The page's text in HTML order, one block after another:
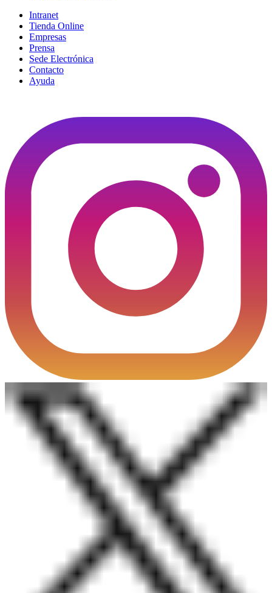
Intranet
Tienda Online
Empresas
Prensa
Sede Electrónica
Contacto
Ayuda